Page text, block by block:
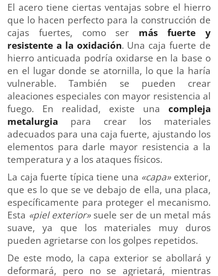
El acero tiene ciertas ventajas sobre el hierro
que lo hacen perfecto para la construcción de
cajas fuertes, como ser más fuerte y
resistente a la oxidación. Una caja fuerte de
hierro anticuada podría oxidarse en la base o
en el lugar donde se atornilla, lo que la haría
vulnerable. También se pueden crear
aleaciones especiales con mayor resistencia al
fuego. En realidad, existe una compleja
metalurgia para crear los materiales
adecuados para una caja fuerte, ajustando los
elementos para darle mayor resistencia a la
temperatura y a los ataques físicos.
La caja fuerte típica tiene una «capa» exterior,
que es lo que se ve debajo de ella, una placa,
específicamente para proteger el mecanismo.
Esta «piel exterior»suele ser de un metal más
suave, ya que los materiales muy duros
pueden agrietarse con los golpes repetidos.
De este modo, la capa exterior se abollará y
deformará, pero no se agrietará, mientras